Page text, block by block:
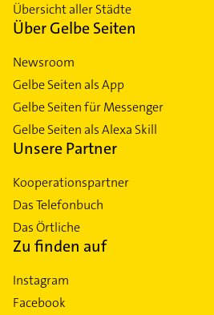
Übersicht aller Städte
Über Gelbe Seiten
Newsroom
Gelbe Seiten als App
Gelbe Seiten für Messenger
Gelbe Seiten als Alexa Skill
Unsere Partner
Kooperationspartner
Das Telefonbuch
Das Örtliche
Zu finden auf
Instagram
Facebook